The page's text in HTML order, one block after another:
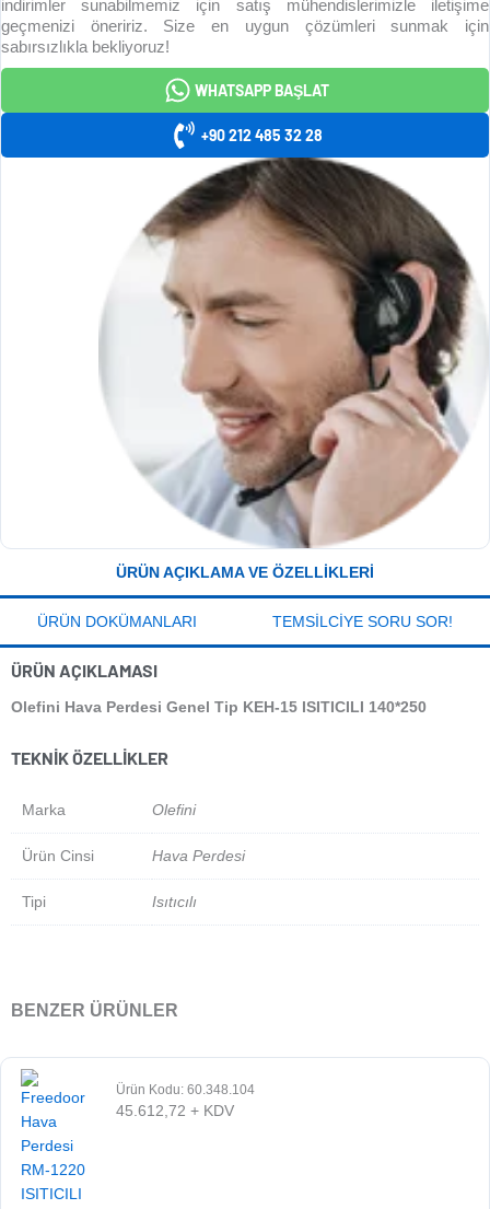
indirimler sunabilmemiz için satış mühendislerimizle iletişime
geçmenizi öneririz. Size en uygun çözümleri sunmak için
sabırsızlıkla bekliyoruz!
WHATSAPP BAŞLAT
+90 212 485 32 28
ÜRÜN AÇIKLAMA VE ÖZELLIKLERI
ÜRÜN DOKÜMANLARI TEMSILCIYE SORU SOR!
ÜRÜN AÇIKLAMASI
Olefini Hava Perdesi Genel Tip KEH-15 ISITICILI 140*250
TEKNIK ÖZELLIKLER
Marka Olefini
Ürün Cinsi Hava Perdesi
Tipi Isıtıcılı
BENZER ÜRÜNLER
Ürün Kodu: 60.348.104
45.612,72 + KDV